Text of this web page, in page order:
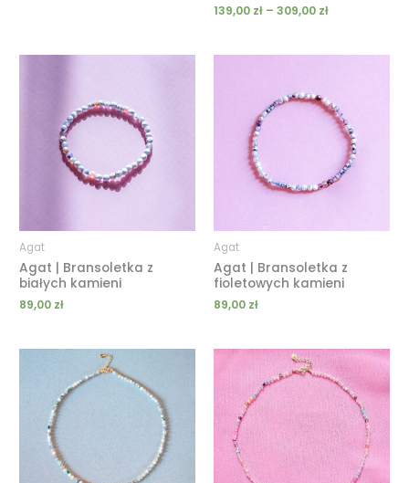
139,00 zł – 309,00 zł
Agat
Agat | Bransoletka z
białych kamieni
89,00 zł
Agat
Agat | Bransoletka z
fioletowych kamieni
89,00 zł
od
139,00 zł
199,00 zł
Zakres
cen:
od
129,00 zł
do
209,00 zł